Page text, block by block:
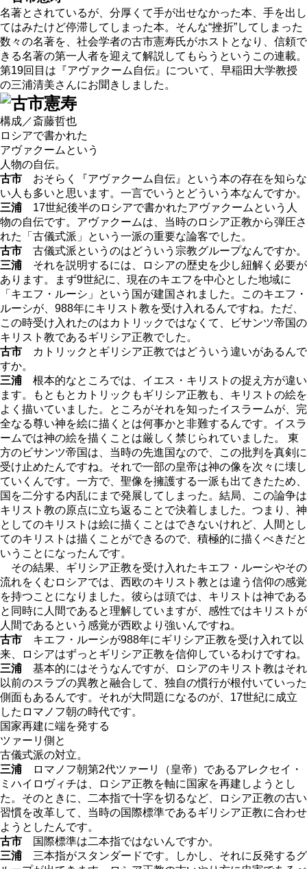
名著とされているが、分厚くて手が出せなかった本、手を出し
てはみたけど停滞してしまった本。そんな“挫折”してしまった
数々の名著を、社会学者の古市憲寿氏がホストとなり、信頼で
きる名著の第一人者を迎えて解説してもらうというこの連載。
第19回目は『アヴァクーム自伝』について、早稲田大学教授
の三浦清美さんにお聞きしました。
構成／斎藤哲也
ロシアで書かれた
アヴァクームという
人物の自伝。
古市 おそらく『アヴァクーム自伝』という本の存在を知らな
い人も多いと思います。一言でいうとどういう本なんですか。
三浦 17世紀後半のロシアで書かれたアヴァクームという人
物の自伝です。アヴァクームは、当時のロシア正教から弾圧さ
れた「古儀式派」という一派の重要な論客でした。
古市 古儀式派というのはどういう宗教グループなんですか。
三浦 それを説明するには、ロシアの歴史を少し紐解く必要が
あります。まず9世紀に、現在のキエフを中心とした地域に
「キエフ・ルーシ」という国が建国されました。このキエフ・
ルーシが、988年にキリスト教を受け入れるんですね。ただ、
この時受け入れたのはカトリックではなくて、ビサンツ帝国の
キリスト教であるギリシア正教でした。
古市 カトリックとギリシア正教ではどういう違いがあるんで
すか。
三浦 根本的なところでは、イエス・キリストの捉え方が違い
ます。もともとカトリックもギリシア正教も、キリストの絵を
よく描いていました。ところがそれを知ったイスラームが、完
全なる尊い神を絵に描くとは何事かと非難するんです。イスラ
ームでは神の絵を描くことは厳しく禁じられていました。 東
方のビサンツ帝国は、当時の先進国なので、この批判を真剣に
受け止めたんですね。それで一部の皇帝は神の像を次々に壊し
ていくんです。一方で、聖像を擁護する一派も出てきたため、
国を二分する内乱にまで発展してしまった。結局、この論争は
キリスト教の原点に立ち返ることで決着しました。つまり、神
としてのキリストは絵に描くことはできないけれど、人間とし
てのキリストは描くことができるので、積極的に描くべきだと
いうことになったんです。
その結果、ギリシア正教を受け入れたキエフ・ルーシやその
流れをくむロシアでは、西欧のキリスト教とは違う信仰の感覚
を持つことになりました。彼らは頭では、キリストは神である
と同時に人間であると理解していますが、感性ではキリストが
人間であるという感覚が西欧より強いんですね。
古市 キエフ・ルーシが988年にギリシア正教を受け入れて以
来、ロシアはずっとギリシア正教を信仰しているわけですね。
三浦 基本的にはそうなんですが、ロシアのキリスト教はそれ
以前のスラブの異教と融合して、独自の慣行が根付いていった
側面もあるんです。それが大問題になるのが、17世紀に成立
したロマノフ朝の時代です。
国家再建に端を発する
ツァーリ側と
古儀式派の対立。
三浦 ロマノフ朝第2代ツァーリ（皇帝）であるアレクセイ・
ミハイロヴィチは、ロシア正教を軸に国家を再建しようとし
た。そのときに、二本指で十字を切るなど、ロシア正教の古い
習慣を改革して、当時の国際標準であるギリシア正教に合わせ
ようとしたんです。
古市 国際標準は二本指ではないんですか。
三浦 三本指がスタンダードです。しかし、それに反発するグ